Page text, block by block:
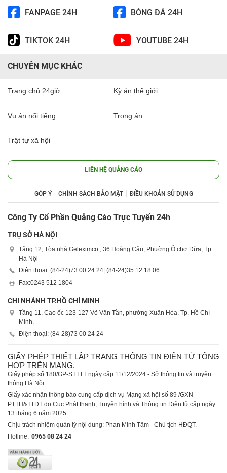
FANPAGE 24H BÓNG ĐÁ 24H
TIKTOK 24H YOUTUBE 24H
CHUYÊN MỤC KHÁC
Trang chủ 24giờ Kỳ án thế giới
Vụ án nổi tiếng Trọng án
Trật tự xã hội
LIÊN HỆ QUẢNG CÁO
GÓP Ý CHÍNH SÁCH BẢO MẬT ĐIỀU KHOẢN SỬ DỤNG
Công Ty Cổ Phần Quảng Cáo Trực Tuyến 24h
TRỤ SỞ HÀ NỘI
Tầng 12, Tòa nhà Geleximco , 36 Hoàng Cầu, Phường Ô chợ Dừa, Tp.
Hà Nội
Điện thoại: (84-24)73 00 24 24 | (84-24)35 12 18 06
Fax:0243 512 1804
CHI NHÁNH TP.HỒ CHÍ MINH
Tầng 11, Cao ốc 123-127 Võ Văn Tần, phường Xuân Hòa, Tp. Hồ Chí
Minh.
Điện thoại: (84-28)73 00 24 24
GIẤY PHÉP THIẾT LẬP TRANG THÔNG TIN ĐIỆN TỬ TỔNG
HỢP TRÊN MẠNG.
Giấy phép số 180/GP-STTTT ngày cấp 11/12/2024 - Sở thông tin và truyền
thông Hà Nội.
Giấy xác nhận thông báo cung cấp dịch vụ Mạng xã hội số 89 /GXN-
PTTH&TTĐT do Cục Phát thanh, Truyền hình và Thông tin Điện tử cấp ngày
13 tháng 6 năm 2025.
Chịu trách nhiệm quản lý nội dung: Phan Minh Tâm - Chủ tịch HĐQT.
Hotline: 0965 08 24 24